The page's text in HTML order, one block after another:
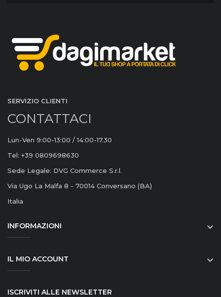
SERVIZIO CLIENTI
CONTATTACI
Lun-Ven 9:00-13:00 / 14:00-17.30
Tel: +39 0809698630
Sede Legale: DVG Commerce S.r.l.
Via Ugo La Malfa 8 - 70014 Conversano (BA)
Italia
INFORMAZIONI 
IL MIO ACCOUNT 
ISCRIVITI ALLE NEWSLETTER